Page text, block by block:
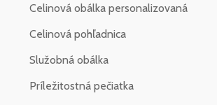
Celinová obálka personalizovaná
Celinová pohľadnica
Služobná obálka
Príležitostná pečiatka